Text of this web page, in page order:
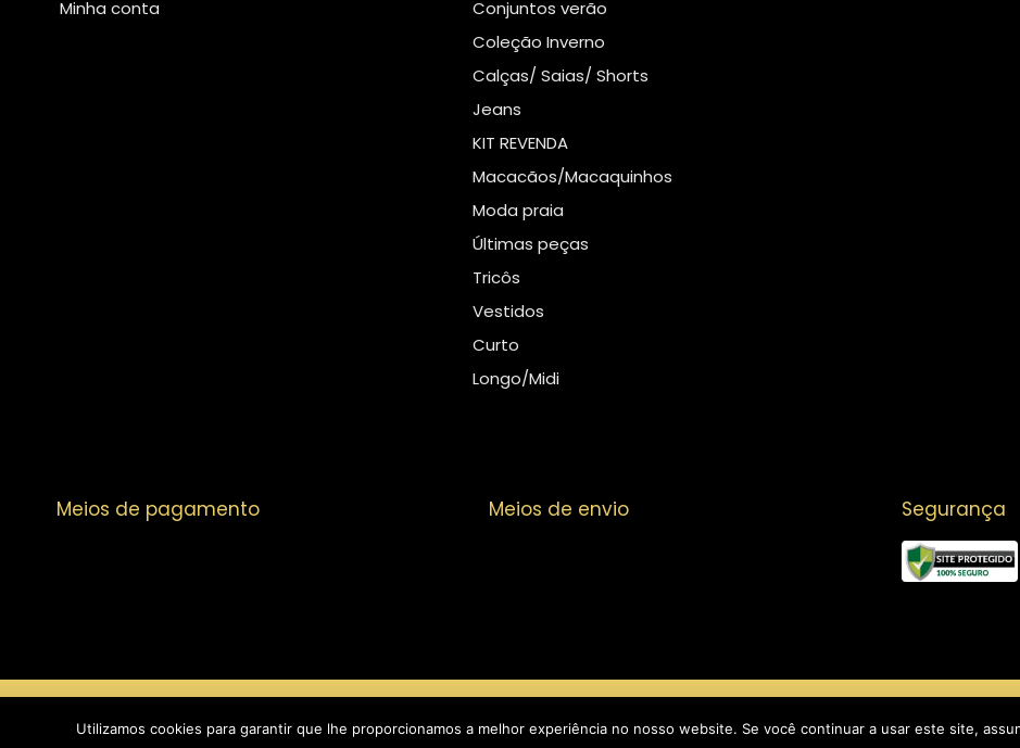
Minha conta
Conjuntos verão
Coleção Inverno
Calças/ Saias/ Shorts
Jeans
KIT REVENDA
Macacãos/Macaquinhos
Moda praia
Últimas peças
Tricôs
Vestidos
Curto
Longo/Midi
Meios de pagamento Meios de envio Segurança
Copyright © 2026 Laise Moda Atacado | Desenvolvido por JK DIGITAL
Utilizamos cookies para garantir que lhe proporcionamos a melhor experiência no nosso website. Se você continuar a usar este site,